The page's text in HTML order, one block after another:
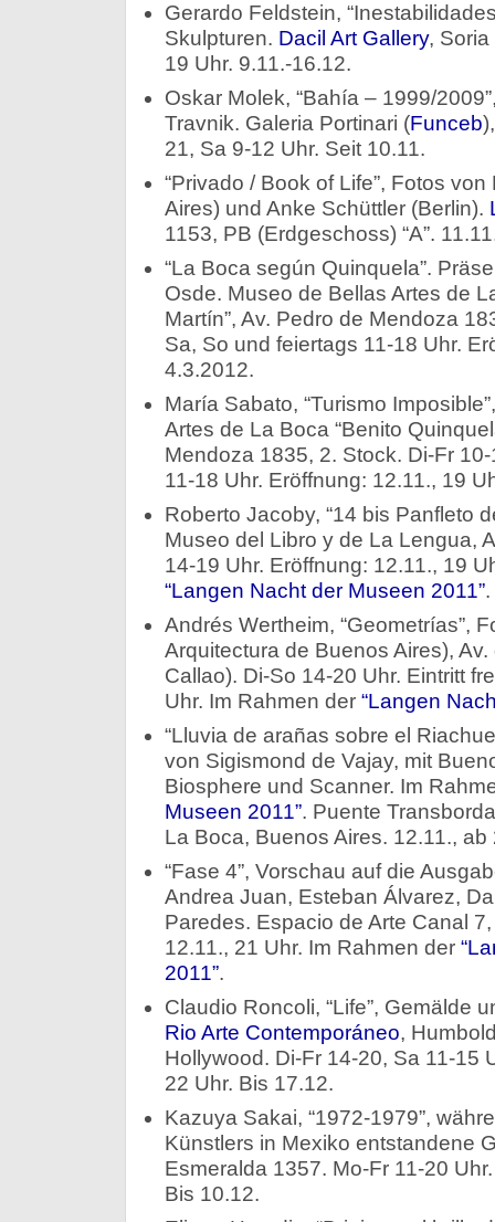
Gerardo Feldstein,
Skulpturen. Dacil Art Gallery, Soria
19 Uhr. 9.11.-16.12.
Oskar Molek, “Bahía – 1999/
Travnik. Galeria Portinari (Funceb
21, Sa 9-12 Uhr. Seit 10.11.
“Privado / Book of Life”, Fotos
Aires) und Anke Schüttler (Berlin).
1153, PB (Erdgeschoss) “A”.
“La Boca según Quinquela”.
Osde. Museo de Bellas Artes de
Martín”, Av. Pedro de Mendoza
Sa, So und feiertags 11-18 Uhr.
4.3.2012.
María Sabato, “Turismo
Artes de La Boca “Benito
Mendoza 1835, 2. Stock. Di-Fr
11-18 Uhr. Eröffnung: 12.11., 19
Roberto Jacoby, “14 bis Panfleto
Museo del Libro y de La Lengua,
14-19 Uhr. Eröffnung: 12.11., 19
“Langen Nacht der Museen 2011”.
Andrés Wertheim, “Geometrías”,
Arquitectura de Buenos Aires),
Callao). Di-So 14-20 Uhr. Eintritt
Uhr. Im Rahmen der “Langen
“Lluvia de arañas sobre el
von Sigismond de Vajay, mit
Biosphere und Scanner. Im
Museen 2011”. Puente
La Boca, Buenos Aires. 12.11., ab
“Fase 4”, Vorschau auf die
Andrea Juan, Esteban Álvarez,
Paredes. Espacio de Arte Canal
12.11., 21 Uhr. Im Rahmen der
2011”.
Claudio Roncoli, “Life”, Gemälde
Rio Arte Contemporáneo,
Hollywood. Di-Fr 14-20, Sa 11-15
22 Uhr. Bis 17.12.
Kazuya Sakai, “1972-1979”,
Künstlers in Mexiko entstandene
Esmeralda 1357. Mo-Fr 11-20
Bis 10.12.